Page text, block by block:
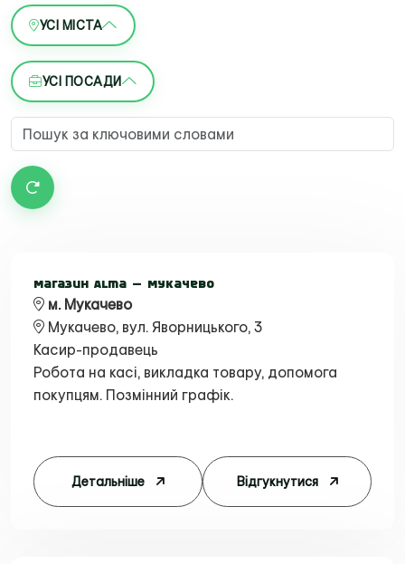
УСІ МІСТА
УСІ ПОСАДИ
Магазин Alma — Мукачево
м. Мукачево
Мукачево, вул. Яворницького, 3
Касир-продавець
Робота на касі, викладка товару, допомога
покупцям. Позмінний графік.
Детальніше Відгукнутися